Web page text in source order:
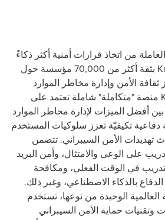
من اتخاذ قرارات أمنية أكثر ذكاءً
بثقة أكثر من 70,000 مؤسسة حول
الأمن وإدارة مخاطر الموارد
منصة "متكاملة" شاملة تعتمد على
أفضل الميزات لإدارة مخاطر الموارد
دفاعية تكيفيّة تعزز سلوكيات المستخدم
تهديدات الأمن السيبراني. تتضمن
على الوعي والامتثال، وأمن البريد
في الوقت الفعلي، ومكافحة
الدفاع بالذكاء الاصطناعي، وغير ذلك.
العالمية الوحيدة من نوعها، تستخدم
وتقنيات حماية الأمن السيبراني